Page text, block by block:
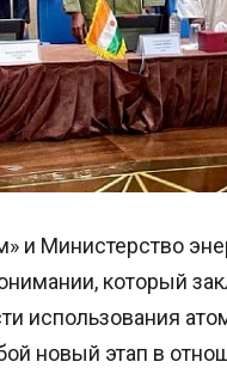
и Министерство
который
использования
новый этап в